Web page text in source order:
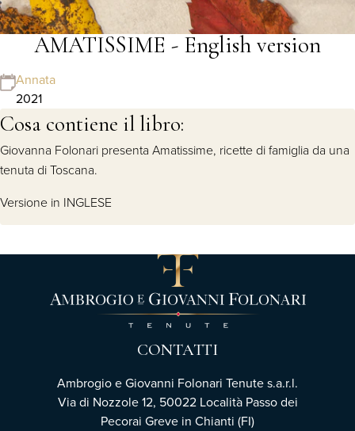
AMATISSIME - English version
Annata
2021
Cosa contiene il libro:
Giovanna Folonari presenta Amatissime, ricette di famiglia da una
tenuta di Toscana.
Versione in INGLESE
CONTATTI
Ambrogio e Giovanni Folonari Tenute s.a.r.l.
Via di Nozzole 12, 50022 Località Passo dei
Pecorai Greve in Chianti (FI)